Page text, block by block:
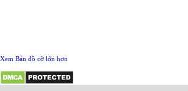
Xem Bản đồ cỡ lớn hơn